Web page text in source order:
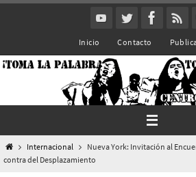
Inicio Contacto
InicioInternacional
Nueva York: Invitación al
contra del Desplazamiento